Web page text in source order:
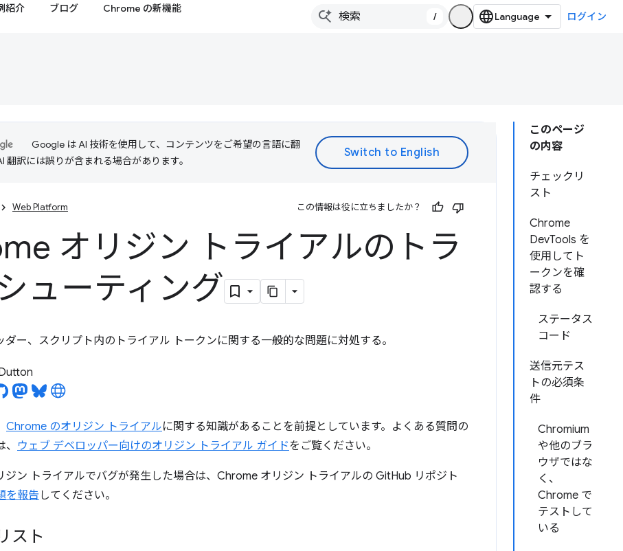
紹介 ブログ Chrome の新機能
/ ログイン
このページ
の内容
チェックリ
スト
Chrome
DevTools を
使用してト
ークンを確
認する
ステータス
コード
送信元テス
トの必須条
件
Chromium
や他のブラ
ウザではな
く、
Chrome で
テストして
いる
Google は AI 技術を使用して、コンテンツをご希望の言語に翻
翻訳には誤りが含まれる場合があります。
Web Platform この情報は役に立ちましたか？
オリジン トライアルのトラ
ューティング
ダー、スクリプト内のトライアル トークンに関する一般的な問題に対処する。
Chrome のオリジン トライアルに関する知識があることを前提としています。よくある質問の
ウェブ デベロッパー向けのオリジン トライアル ガイドをご覧ください。
ジン トライアルでバグが発生した場合は、Chrome オリジン トライアルの GitHub リポジト
を報告 してください。
スト